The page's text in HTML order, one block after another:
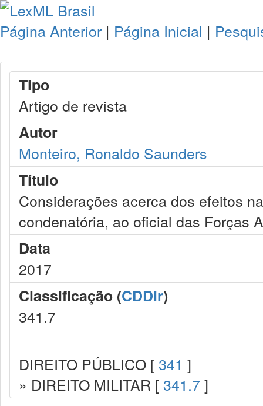
Página Anterior | Página Inicial |
Tipo
Artigo de revista
Autor
Monteiro, Ronaldo Saunders
Título
Considerações acerca dos efeitos
condenatória, ao oficial das Forças
Data
2017
Classificação (CDDir)
341.7
DIREITO PÚBLICO [ 341 ]
» DIREITO MILITAR [ 341.7 ]